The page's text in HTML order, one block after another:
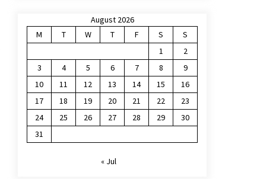
August 2026
M
T W T F S
S
1
2
3
4 5 6 7 8
9
10
11 12 13 14 15
16
17
18 19 20 21 22
23
24
25 26 27 28 29
30
31
« Jul